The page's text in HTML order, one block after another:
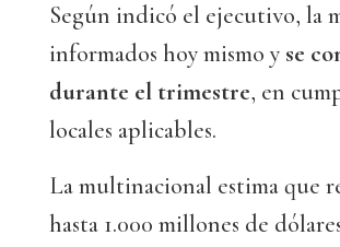
Según indicó el ejecutivo, la
informados hoy mismo y se
durante el trimestre, en
locales aplicables.
La multinacional estima que
hasta 1.000 millones de